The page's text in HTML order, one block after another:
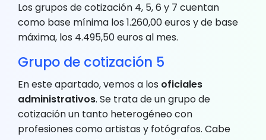
Los grupos de cotización 4, 5, 6 y 7 cuentan
como base mínima los 1.260,00 euros y de base
máxima, los 4.495,50 euros al mes.
Grupo de cotización 5
En este apartado, vemos a los oficiales
administrativos. Se trata de un grupo de
cotización un tanto heterogéneo con
profesiones como artistas y fotógrafos. Cabe